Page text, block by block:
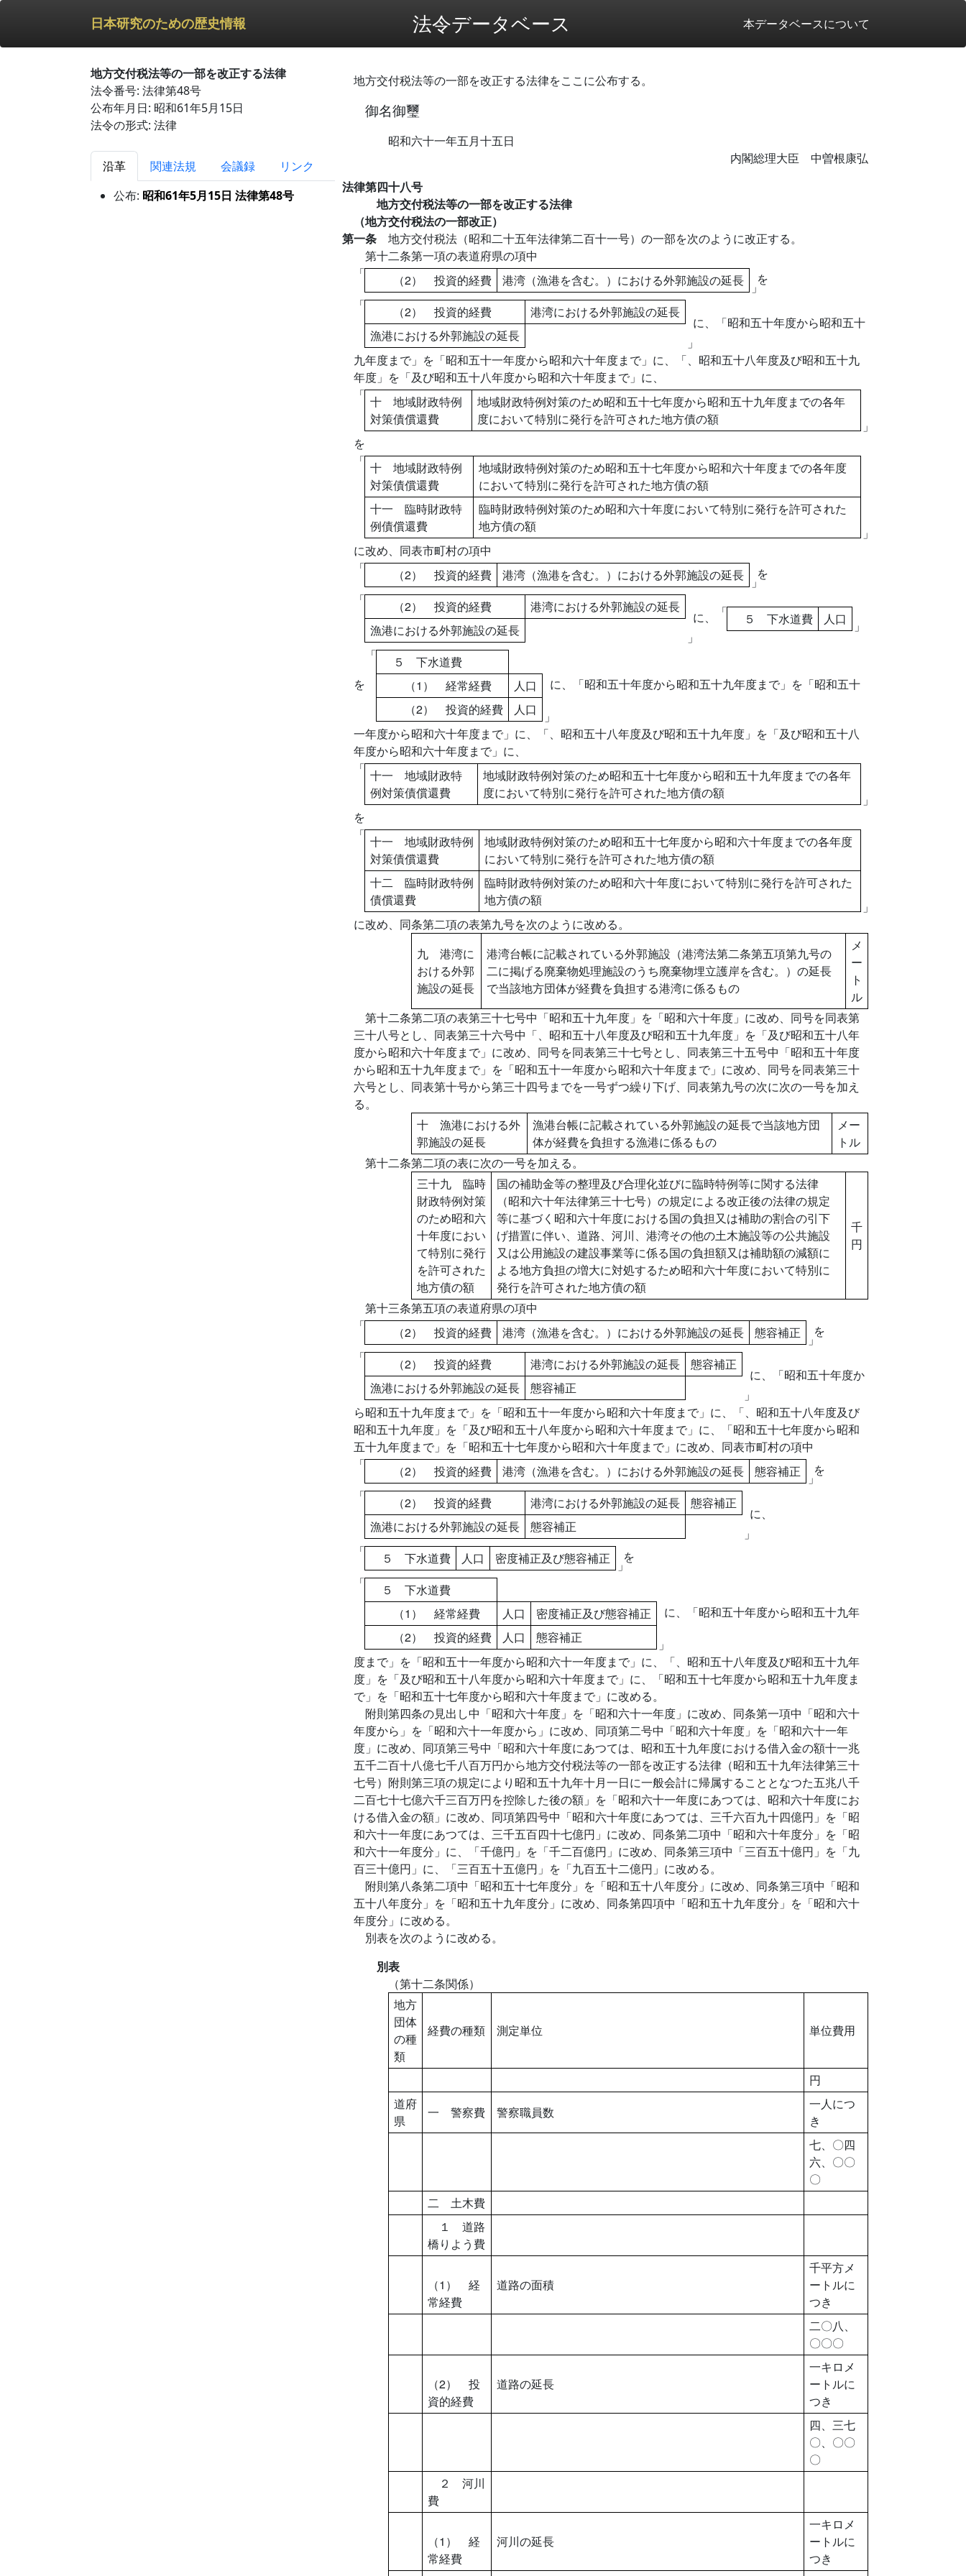
日本研究のための歴史情報 法令データベース 本データベースについて
地方交付税法等の一部を改正する法律
法令番号: 法律第48号
公布年月日: 昭和61年5月15日
法令の形式: 法律
沿革 関連法規 会議録
リンク
公布: 昭和61年5月15日 法律第48号
地方交付税法等の一部を改正する法律をここに公布する。
御名御璽
昭和六十一年五月十五日
内閣総理大臣 中曽根康弘
法律第四十八号
地方交付税法等の一部を改正する法律
（地方交付税法の一部改正）
第一条 地方交付税法（昭和二十五年法律第二百十一号）の一部を次のように改正する。
第十二条第一項の表道府県の項中
「
（2） 投資的経費 港湾（漁港を含む。）における外郭施設の延長 」
を
「
（2） 投資的経費
港湾における外郭施設の延長
漁港における外郭施設の延長
」
に、「昭和五十年度から昭和五十
九年度まで」を「昭和五十一年度から昭和六十年度まで」に、「、昭和五十八年度及び昭和五十九
年度」を「及び昭和五十八年度から昭和六十年度まで」に、
「 十 地域財政特例
対策債償還費
地域財政特例対策のため昭和五十七年度から昭和五十九年度までの各年
度において特別に発行を許可された地方債の額
」
を
「 十 地域財政特例
対策債償還費
地域財政特例対策のため昭和五十七年度から昭和六十年度までの各年度
において特別に発行を許可された地方債の額
十一 臨時財政特
例債償還費
臨時財政特例対策のため昭和六十年度において特別に発行を許可された
地方債の額
」
に改め、同表市町村の項中
「
（2） 投資的経費 港湾（漁港を含む。）における外郭施設の延長 」
を
「
（2） 投資的経費
港湾における外郭施設の延長
漁港における外郭施設の延長
」
に、 「 ５ 下水道費 人口 」
を
「
５ 下水道費
（1） 経常経費
人口
（2） 投資的経費
人口 」
に、「昭和五十年度から昭和五十九年度まで」を「昭和五十
一年度から昭和六十年度まで」に、「、昭和五十八年度及び昭和五十九年度」を「及び昭和五十八
年度から昭和六十年度まで」に、
「 十一 地域財政特
例対策債償還費
地域財政特例対策のため昭和五十七年度から昭和五十九年度までの各年
度において特別に発行を許可された地方債の額
」
を
「 十一 地域財政特例
対策債償還費
地域財政特例対策のため昭和五十七年度から昭和六十年度までの各年度
において特別に発行を許可された地方債の額
十二 臨時財政特例
債償還費
臨時財政特例対策のため昭和六十年度において特別に発行を許可された
地方債の額
」
に改め、同条第二項の表第九号を次のように改める。
九 港湾に
おける外郭
施設の延長
港湾台帳に記載されている外郭施設（港湾法第二条第五項第九号の
二に掲げる廃棄物処理施設のうち廃棄物埋立護岸を含む。）の延長
で当該地方団体が経費を負担する港湾に係るもの
メ
ー
ト
ル
第十二条第二項の表第三十七号中「昭和五十九年度」を「昭和六十年度」に改め、同号を同表第
三十八号とし、同表第三十六号中「、昭和五十八年度及び昭和五十九年度」を「及び昭和五十八年
度から昭和六十年度まで」に改め、同号を同表第三十七号とし、同表第三十五号中「昭和五十年度
から昭和五十九年度まで」を「昭和五十一年度から昭和六十年度まで」に改め、同号を同表第三十
六号とし、同表第十号から第三十四号までを一号ずつ繰り下げ、同表第九号の次に次の一号を加え
る。
十 漁港における外
郭施設の延長
漁港台帳に記載されている外郭施設の延長で当該地方団
体が経費を負担する漁港に係るもの
メー
トル
第十二条第二項の表に次の一号を加える。
三十九 臨時
財政特例対策
のため昭和六
十年度におい
て特別に発行
を許可された
地方債の額
国の補助金等の整理及び合理化並びに臨時特例等に関する法律
（昭和六十年法律第三十七号）の規定による改正後の法律の規定
等に基づく昭和六十年度における国の負担又は補助の割合の引下
げ措置に伴い、道路、河川、港湾その他の土木施設等の公共施設
又は公用施設の建設事業等に係る国の負担額又は補助額の減額に
よる地方負担の増大に対処するため昭和六十年度において特別に
発行を許可された地方債の額
千
円
第十三条第五項の表道府県の項中
「
（2） 投資的経費 港湾（漁港を含む。）における外郭施設の延長 態容補正 」
を
「
（2） 投資的経費 港湾における外郭施設の延長
態容補正
漁港における外郭施設の延長
態容補正 」
に、「昭和五十年度か
ら昭和五十九年度まで」を「昭和五十一年度から昭和六十年度まで」に、「、昭和五十八年度及び
昭和五十九年度」を「及び昭和五十八年度から昭和六十年度まで」に、「昭和五十七年度から昭和
五十九年度まで」を「昭和五十七年度から昭和六十年度まで」に改め、同表市町村の項中
「
（2） 投資的経費 港湾（漁港を含む。）における外郭施設の延長 態容補正 」
を
「
（2） 投資的経費 港湾における外郭施設の延長
態容補正
漁港における外郭施設の延長
態容補正 」
に、
「 ５ 下水道費 人口 密度補正及び態容補正 」
を
「
５ 下水道費
（1） 経常経費
人口
密度補正及び態容補正
（2） 投資的経費
人口 態容補正 」
に、「昭和五十年度から昭和五十九年
度まで」を「昭和五十一年度から昭和六十一年度まで」に、「、昭和五十八年度及び昭和五十九年
度」を「及び昭和五十八年度から昭和六十年度まで」に、「昭和五十七年度から昭和五十九年度ま
で」を「昭和五十七年度から昭和六十年度まで」に改める。
附則第四条の見出し中「昭和六十年度」を「昭和六十一年度」に改め、同条第一項中「昭和六十
年度から」を「昭和六十一年度から」に改め、同項第二号中「昭和六十年度」を「昭和六十一年
度」に改め、同項第三号中「昭和六十年度にあつては、昭和五十九年度における借入金の額十一兆
五千二百十八億七千八百万円から地方交付税法等の一部を改正する法律（昭和五十九年法律第三十
七号）附則第三項の規定により昭和五十九年十月一日に一般会計に帰属することとなつた五兆八千
二百七十七億六千三百万円を控除した後の額」を「昭和六十一年度にあつては、昭和六十年度にお
ける借入金の額」に改め、同項第四号中「昭和六十年度にあつては、三千六百九十四億円」を「昭
和六十一年度にあつては、三千五百四十七億円」に改め、同条第二項中「昭和六十年度分」を「昭
和六十一年度分」に、「千億円」を「千二百億円」に改め、同条第三項中「三百五十億円」を「九
百三十億円」に、「三百五十五億円」を「九百五十二億円」に改める。
附則第八条第二項中「昭和五十七年度分」を「昭和五十八年度分」に改め、同条第三項中「昭和
五十八年度分」を「昭和五十九年度分」に改め、同条第四項中「昭和五十九年度分」を「昭和六十
年度分」に改める。
別表を次のように改める。
別表
（第十二条関係）
地方
団体
の種
類
経費の種類 測定単位 単位費用
円
道府
県
一 警察費 警察職員数
一人につ
き
七、〇四
六、〇〇
〇
二 土木費
１ 道路
橋りよう費
（1） 経
常経費
道路の面積
千平方メ
ートルに
つき
二〇八、
〇〇〇
（2） 投
資的経費
道路の延長
一キロメ
ートルに
つき
四、三七
〇、〇〇
〇
２ 河川
費
（1） 経
常経費
河川の延長
一キロメ
ートルに
つき